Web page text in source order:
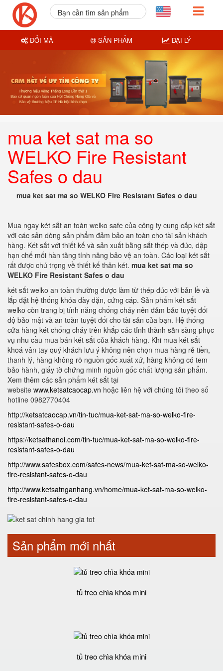
mua ket sat ma so
WELKO Fire Resistant
Safes o dau
mua ket sat ma so WELKO Fire Resistant Safes o dau
Mua ngay két sắt an toàn welko safe của công ty cung cấp két sắt
với các sản dòng sản phẩm đảm bảo an toàn cho tài sản khách
hàng. Két sắt với thiết kế và sản xuất bằng sắt thép và đúc, dập
hạn chế mối hàn tăng tính năng bảo vệ an toàn. Các loại két sắt
rất được chú trọng về thiết kế thân két. mua ket sat ma so
WELKO Fire Resistant Safes o dau
két sắt welko an toàn thường được làm từ thép đúc với bản lề và
lắp đặt hệ thống khóa dày dặn, cứng cáp. Sản phẩm két sắt
welko còn trang bị tính năng chống cháy nên đảm bảo tuyệt đối
độ bảo mật và an toàn tuyệt đối cho tài sản của bạn. Hệ thống
cửa hàng két chống cháy trên khắp các tỉnh thành sẵn sàng phục
vụ nhu cầu mua bán két sắt của khách hàng. Khi mua két sắt
khoá vân tay quý khách lưu ý không nên chọn mua hàng rẻ tiền,
thanh lý, hàng không rõ nguồn gốc xuất xứ, hàng không có tem
bảo hành, giấy tờ chứng minh nguồn gốc chất lượng sản phẩm.
Xem thêm các sản phẩm két sắt tại
website www.ketsatcaocap.vn hoặc liên hệ với chúng tôi theo số
hotline 0982770404
http://ketsatcaocap.vn/tin-tuc/mua-ket-sat-ma-so-welko-fire-
resistant-safes-o-dau
https://ketsathanoi.com/tin-tuc/mua-ket-sat-ma-so-welko-fire-
resistant-safes-o-dau
http://www.safesbox.com/safes-news/mua-ket-sat-ma-so-welko-
fire-resistant-safes-o-dau
http://www.ketsatnganhang.vn/home/mua-ket-sat-ma-so-welko-
fire-resistant-safes-o-dau
Sản phẩm mới nhất
tủ treo chìa khóa mini
tủ treo chìa khóa mini
Bạn cần tìm sản phẩm
ĐỔI MÃ SẢN PHẨM ĐẠI LÝ